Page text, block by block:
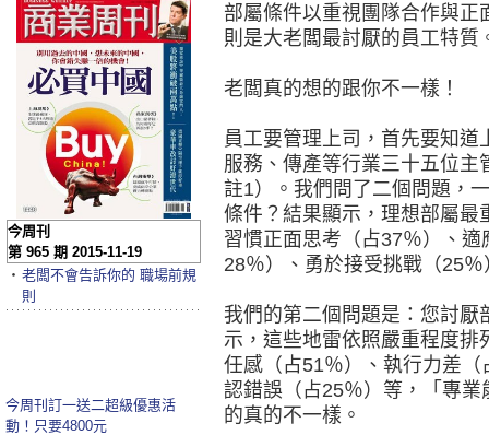
部屬條件以重視團隊合作與
則是大老闆最討厭的員工特質
老闆真的想的跟你不一樣！
員工要管理上司，首先要知
服務、傳產等行業三十五位
註1）。我們問了二個問題，
條件？結果顯示，理想部屬最
習慣正面思考（占37％）、
28％）、勇於接受挑戰（25％
我們的第二個問題是：您討
示，這些地雷依照嚴重程度
任感（占51％）、執行力差
認錯誤（占25％）等，「專
的真的不一樣。
今周刊
第 965 期 2015-11-19
‧ 老闆不會告訴你的 職場前規
則
今周刊訂一送二超級優惠活
動！只要4800元